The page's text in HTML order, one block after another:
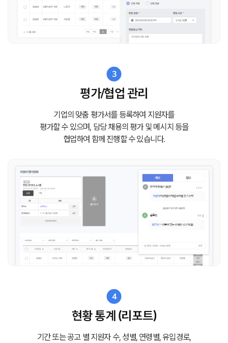
3
평가/협업 관리
기업의 맞춤 평가서를 등록하여 지원자를
평가할 수 있으며, 담당 채용의 평가 및 메시지 등을
협업하여 함께 진행할 수 있습니다.
4
현황 통계 (리포트)
기간 또는 공고 별 지원자 수, 성별, 연령별, 유입경로,